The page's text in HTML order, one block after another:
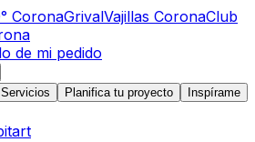
CoronaGrivalVajillas CoronaClub
de mi pedido
Servicios Planifica tu proyecto
Inspírame